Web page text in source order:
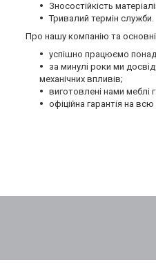
Зносостійкість
Тривалий термін служби.
Про нашу компанію та
успішно працюємо понад
за минулі роки ми
механічних впливів;
виготовлені нами меблі
офіційна гарантія на